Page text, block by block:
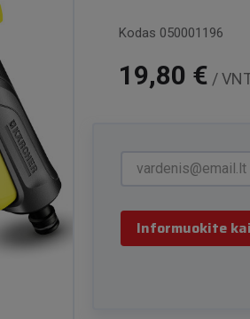
Kodas 050001196
19,80 € /
Informuokite